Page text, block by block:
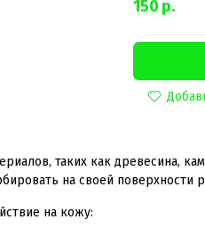
150 р.
таких как древесина,
на своей поверхности
на кожу: